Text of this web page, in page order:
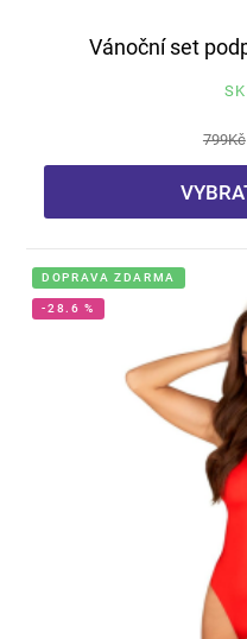
Vánoční set
799Kč
DOPRAVA ZDARMA
-28.6 %